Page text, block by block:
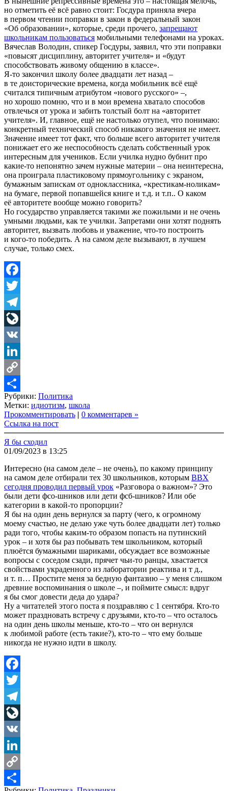
но отметить её всё равно стоит: Госдура приняла вчера
в первом чтении поправки в закон в федеральный закон
«Об образовании», которые, среди прочего, запрещают
школьникам пользоваться мобильными телефонами на уроках.
Вячеслав Володин, спикер Госдуры, заявил, что эти поправки
«повысят дисциплину, авторитет учителя» и «будут
способствовать живому общению в классе».
Я-то закончил школу более двадцати лет назад –
в те доисторические времена, когда мобильник всё ещё
считался типичным атрибутом «нового русского» –,
но хорошо помню, что и в мои времена хватало способов
отвлечься от урока и забить толстый болт на «авторитет
учителя». И, главное, ещё не настолько отупел, что понимаю:
конкретный технический способ никакого значения не имеет.
Значение имеет тот факт, что больше всего авторитет учителя
понижает его же неспособность сделать собственный урок
интересным для учеников. Если училка нудно бубнит про
какие-то непонятно зачем нужные материи – она неинтересна,
она проиграла пластиковому прямоугольнику с экраном,
бумажным запискам от одноклассника, «крестикам-ноликам»
на бумаге, первой попавшейся книге и т.д. и т.п.. О каком
её авторитете вообще можно говорить?
Но государство управляется такими же пожилыми и не очень
умными людьми, как те училки. Запретами они хотят поднять
авторитет, вызвать любовь и уважение, что-то построить
и кого-то победить. А на самом деле вызывают, в лучшем
случае, только смех.
Facebook
Twitter
Telegram
LiveJournal
VK
LinkedIn
Copy
Link
Share
Рубрики: Политика
Метки: идиотизм, школа
Прокомментировать | 0 комментарев »
Ссылка на пост
Я бы сходил
01/09/2023 в 13:25
Интересно (на самом деле – не очень), по какому принципу
на самом деле отбирали тех 30 школьников, которым ВВХ
сегодня проводил первый урок «Разговора о важном»? Это
были дети фсо-шников или дети фсб-шников? Или обе
категории в какой-то пропорции?
Я бы на один день вернулся за парту (чего, к огромному
моему счастью, не делаю уже чуть более двадцати лет) только
ради того, чтобы каким-то образом попасть на путинский
урок – и хотя бы раз побывать тем школьником, который
плюётся бумажными шариками, обсуждает все возможные
вопросы с соседом сзади, прячет чьи-то ранцы, хвастается
свойствами украденного из лаборатории реактива и т д.,
и т. п… Простите меня за бедную фантазию – у меня слишком
древние воспоминания о школе –, и поймите смысл: вдруг
я бы смог довести деда до удара?
Ну а читателей этого поста я поздравляю с 1 сентября. Кто-то
может праздновать встречу с друзьями, кто-то – что осталось
на один день школы меньше, кто-то – что он вернулся
к любимой работе (есть такие?), кто-то – что ему больше
никогда не нужно идти в школу.
Facebook
Twitter
Telegram
LiveJournal
VK
LinkedIn
Copy